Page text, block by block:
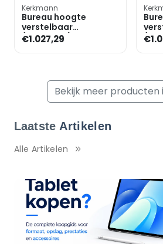
Kerkmann
Bureau hoogte
verstelbaar
(elektrisch) »Move 4«
200 cm T-poot
€1.027,29
Bekijk meer producten
Laatste Artikelen
Alle Artikelen